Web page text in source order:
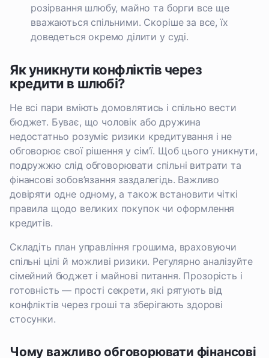
розірвання шлюбу, майно та борги все ще
вважаються спільними. Скоріше за все, їх
доведеться окремо ділити у суді.
Як уникнути конфліктів через
кредити в шлюбі?
Не всі пари вміють домовлятись і спільно вести
бюджет. Буває, що чоловік або дружина
недостатньо розуміє ризики кредитування і не
обговорює свої рішення у сім’ї. Щоб цього уникнути,
подружжю слід обговорювати спільні витрати та
фінансові зобов’язання заздалегідь. Важливо
довіряти одне одному, а також встановити чіткі
правила щодо великих покупок чи оформлення
кредитів.
Складіть план управління грошима, враховуючи
спільні цілі й можливі ризики. Регулярно аналізуйте
сімейний бюджет і майнові питання. Прозорість і
готовність — прості секрети, які рятують від
конфліктів через гроші та зберігають здорові
стосунки.
Чому важливо обговорювати фінансові